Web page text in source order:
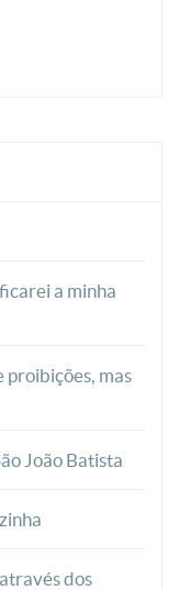
a minha
proibições, mas
João Batista
dos